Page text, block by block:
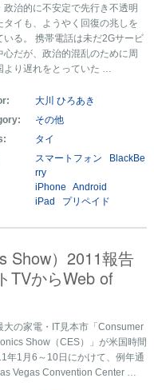
政治的に不安定で先行き不透明
タイも、ようやく回復の兆しを
いる。 携帯電話は未だ2Gサービ
心だが、政治的混乱のために周
より遅れをとっていた …
大川 ひろあき
その他
タイ
スマートフォン
BlackBe
rry
iPhone
Android
iPad
プリペイド
Show）2011報告
TVからWeb of
大の家電・IT見本市「Consumer
Show（CES）」が米国時間
年1月6～10日にかけて、例年通
Vegas Convention Center …